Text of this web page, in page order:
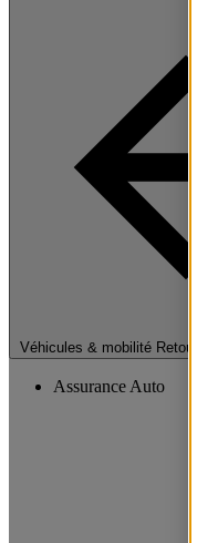
Véhicules & mobilité Retour à
Assurance Auto